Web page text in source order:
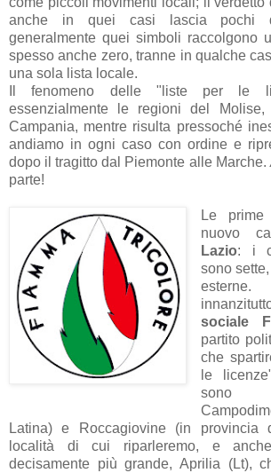
anche in quei casi lascia pochi
generalmente quei simboli raccolgono
spesso anche zero, tranne in qualche
una sola lista locale.
Il fenomeno delle "liste per le
essenzialmente le regioni del
Campania, mentre risulta pressoché
andiamo in ogni caso con ordine e
dopo il tragitto dal Piemonte alle Marche.
parte!
Le
nuovo
Lazio: i
sono
sociale
partito
che
le
sono
Latina) e Roccagiovine (in provincia
località di cui riparleremo, e
decisamente più grande, Aprilia (Lt),